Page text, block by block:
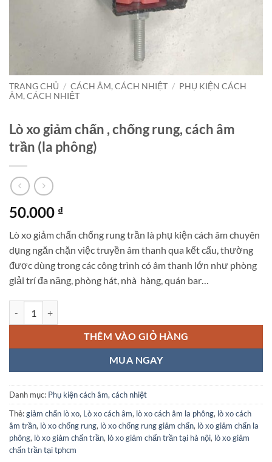
TRANG CHỦ / CÁCH ÂM, CÁCH NHIỆT / PHỤ KIỆN CÁCH
ÂM, CÁCH NHIỆT
Lò xo giảm chấn , chống rung, cách âm
trần (la phông)
50.000 ₫
Lò xo giảm chấn chống rung trần là phụ kiện cách âm chuyên
dụng ngăn chặn việc truyền âm thanh qua kết cấu, thường
được dùng trong các công trình có âm thanh lớn như phòng
giải trí đa năng, phòng hát, nhà hàng, quán bar…
THÊM VÀO GIỎ HÀNG
MUA NGAY
Danh mục: Phụ kiện cách âm, cách nhiệt
Thẻ:giảm chấn lò xo, Lò xo cách âm, lò xo cách âm la phông, lò xo cách
âm trần, lò xo chống rung, lò xo chống rung giảm chấn, lò xo giảm chấn la
phông, lò xo giảm chấn trần, lò xo giảm chấn trần tại hà nội, lò xo giảm
chấn trần tại tphcm